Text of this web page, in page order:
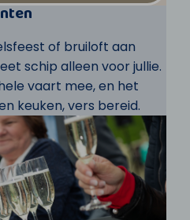
of bruiloft aan
schip alleen voor jullie.
vaart mee, en het
keuken, vers bereid.